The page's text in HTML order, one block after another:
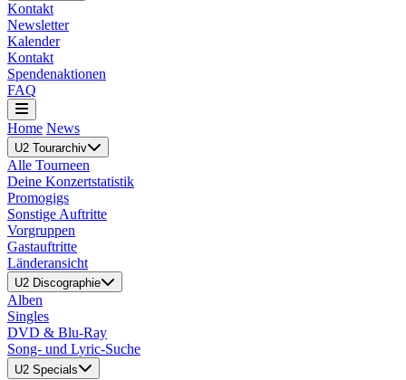
Kontakt
Newsletter
Kalender
Kontakt
Spendenaktionen
FAQ
Home News
U2 Tourarchiv
Alle Tourneen
Deine Konzertstatistik
Promogigs
Sonstige Auftritte
Vorgruppen
Gastauftritte
Länderansicht
U2 Discographie
Alben
Singles
DVD & Blu-Ray
Song- und Lyric-Suche
U2 Specials